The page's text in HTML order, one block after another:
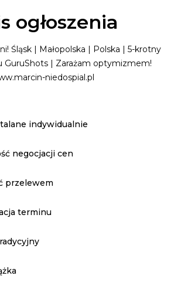
ogłoszenia
Śląsk | Małopolska | Polska | 5-krotny
GuruShots | Zarażam optymizmem!
niedospial.pl
indywidualnie
negocjacji cen
przelewem
terminu